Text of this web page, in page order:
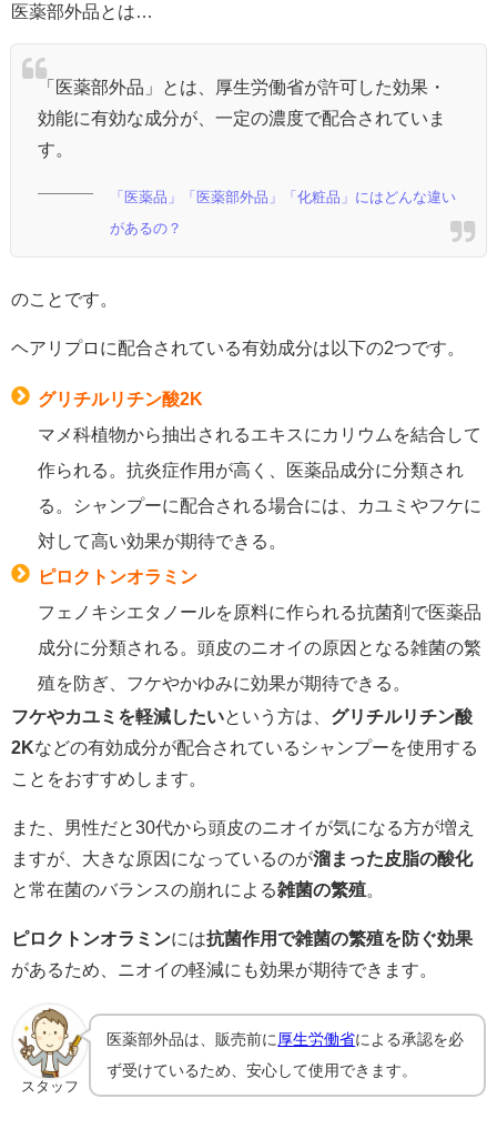
医薬部外品とは…
「医薬部外品」とは、厚生労働省が許可した効果・
効能に有効な成分が、一定の濃度で配合されていま
す。
「医薬品」「医薬部外品」「化粧品」にはどんな違い
があるの？
のことです。
ヘアリプロに配合されている有効成分は以下の2つです。
グリチルリチン酸2K
マメ科植物から抽出されるエキスにカリウムを結合して
作られる。抗炎症作用が高く、医薬品成分に分類され
る。シャンプーに配合される場合には、カユミやフケに
対して高い効果が期待できる。
ピロクトンオラミン
フェノキシエタノールを原料に作られる抗菌剤で医薬品
成分に分類される。頭皮のニオイの原因となる雑菌の繁
殖を防ぎ、フケやかゆみに効果が期待できる。
フケやカユミを軽減したいという方は、 グリチルリチン酸
2Kなどの有効成分が配合されているシャンプーを使用する
ことをおすすめします。
また、男性だと30代から頭皮のニオイが気になる方が増え
ますが、大きな原因になっているのが溜まった皮脂の酸化
と常在菌のバランスの崩れによる雑菌の繁殖。
ピロクトンオラミンには抗菌作用で雑菌の繁殖を防ぐ効果
があるため、ニオイの軽減にも効果が期待できます。
スタッフ
医薬部外品は、販売前に 厚生労働省による承認を必
ず受けているため、安心して使用できます。